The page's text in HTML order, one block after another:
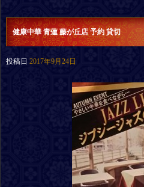
健康中華 青蓮 藤が丘店 予約 貸切
投稿日 2017年9月24日